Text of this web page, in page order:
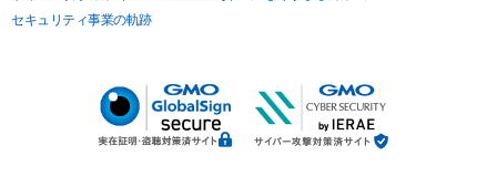
セキュリティ事業の軌跡